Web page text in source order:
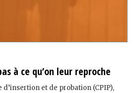
à ce qu’on leur reproche
et de probation (CPIP),